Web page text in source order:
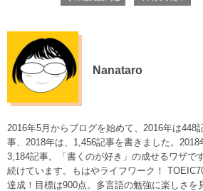
Nanataro
2016年5月からブログを始めて、2016年は448
事、2018年は、1,456記事を書きました。2018
3,184記事。「書くのが好き」の成せるワザで
続けています。もはやライフワーク！
達成！目標は900点。多言語の勉強に楽しさを